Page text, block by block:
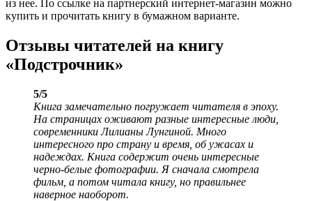
из нее. По ссылке на партнерский интернет-магазин можно
купить и прочитать книгу в бумажном варианте.
Отзывы читателей на книгу
«Подстрочник»
5/5
Книга замечательно погружает читателя в эпоху.
На страницах оживают разные интересные люди,
современники Лилианы Лунгиной. Много
интересного про страну и время, об ужасах и
надеждах. Книга содержит очень интересные
черно-белые фотографии. Я сначала смотрела
фильм, а потом читала книгу, но правильнее
наверное наоборот.